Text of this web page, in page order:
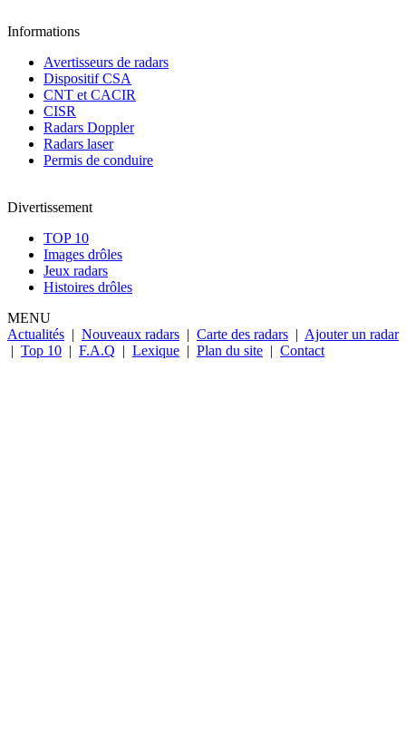
Informations
Avertisseurs de radars
Dispositif CSA
CNT et CACIR
CISR
Radars Doppler
Radars laser
Permis de conduire
Divertissement
TOP 10
Images drôles
Jeux radars
Histoires drôles
MENU
Actualités | Nouveaux radars | Carte des radars | Ajouter un radar
| Top 10 | F.A.Q | Lexique | Plan du site | Contact